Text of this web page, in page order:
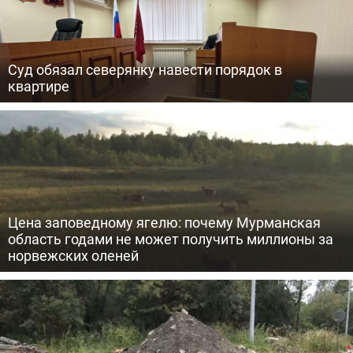
Суд обязал северянку навести порядок в
квартире
Цена заповедному ягелю: почему Мурманская
область годами не может получить миллионы за
норвежских оленей